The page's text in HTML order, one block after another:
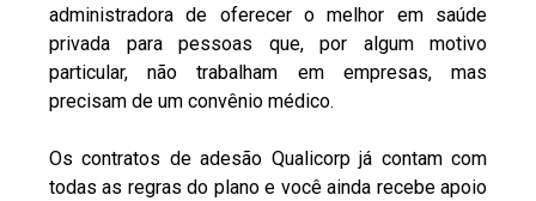
administradora de oferecer o melhor em saúde
privada para pessoas que, por algum motivo
particular, não trabalham em empresas, mas
precisam de um convênio médico.
Os contratos de adesão Qualicorp já contam com
todas as regras do plano e você ainda recebe apoio